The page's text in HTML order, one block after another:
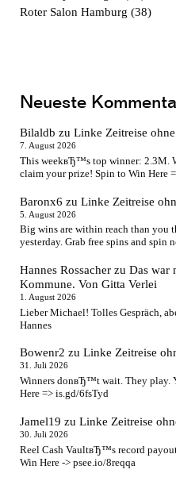
Roter Salon Hamburg (38)
Neueste
Bilaldb zuLinke Zeitreise
7. August 2026
This weekвЂ™s top winner: 2.3M.
claim your prize! Spin to Win Here
Baronx6 zuLinke Zeitreise
5. August 2026
Big wins are within reach than you
yesterday. Grab free spins and spin
Hannes Rossacher zuDas war
Kommune. Von Gitta Verlei
1. August 2026
Lieber Michael! Tolles Gespräch,
Hannes
Bowenr2 zuLinke Zeitreise
31. Juli 2026
Winners donвЂ™t wait. They play.
Here => is.gd/6fsTyd
Jamel19 zuLinke Zeitreise
30. Juli 2026
Reel Cash VaultвЂ™s record
Win Here -> psee.io/8reqqa